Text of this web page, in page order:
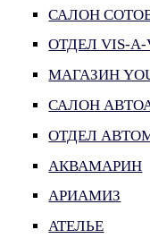
САЛОН
ОТДЕЛ VIS-
МАГАЗИН
САЛОН
ОТДЕЛ
АКВАМАРИН
АРИАМИЗ
АТЕЛЬЕ